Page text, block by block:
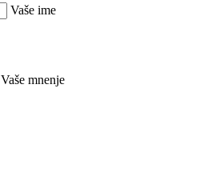
Vaše ime
Vaše mnenje